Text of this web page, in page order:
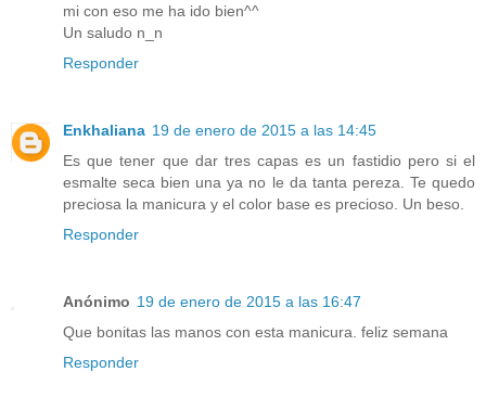
mi con eso me ha ido bien^^
Un saludo n_n
Responder
Enkhaliana 19 de enero de 2015 a las 14:45
Es que tener que dar tres capas es un fastidio pero si el
esmalte seca bien una ya no le da tanta pereza. Te quedo
preciosa la manicura y el color base es precioso. Un beso.
Responder
Anónimo 19 de enero de 2015 a las 16:47
Que bonitas las manos con esta manicura. feliz semana
Responder